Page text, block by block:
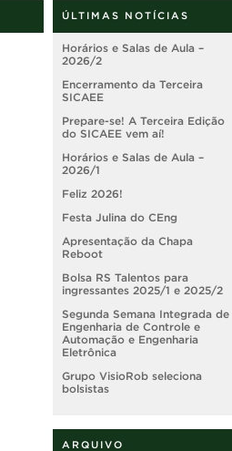
ÚLTIMAS NOTÍCIAS
Horários e Salas de Aula –
2026/2
Encerramento da Terceira
SICAEE
Prepare-se! A Terceira Edição
do SICAEE vem aí!
Horários e Salas de Aula –
2026/1
Feliz 2026!
Festa Julina do CEng
Apresentação da Chapa
Reboot
Bolsa RS Talentos para
ingressantes 2025/1 e 2025/2
Segunda Semana Integrada de
Engenharia de Controle e
Automação e Engenharia
Eletrônica
Grupo VisioRob seleciona
bolsistas
ARQUIVO